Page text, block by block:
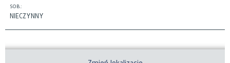
SOB.:
NIECZYNNY